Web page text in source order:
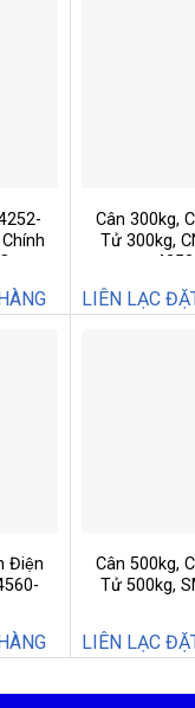
Cân 300kg,
Tử 300kg,
4252
LIÊN LẠC
Điện
Cân 500kg,
Tử 500kg,
LIÊN LẠC